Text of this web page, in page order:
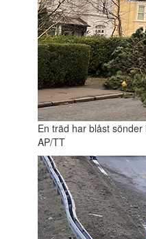
En träd har blåst
AP/TT